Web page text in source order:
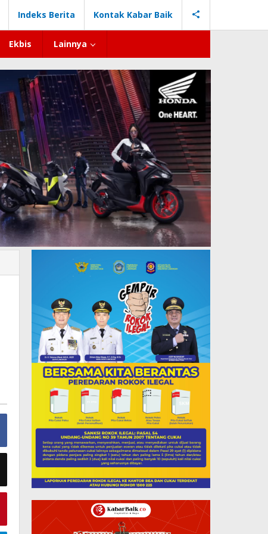
Indeks Berita Kontak Kabar Baik
Ekbis Lainnya